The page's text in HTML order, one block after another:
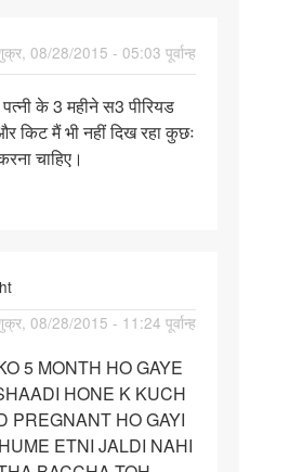
08/28/2015 - 05:03 पूर्वान्ह
के 3 महीने स3 पीरियड
किट मैं भी नहीं दिख रहा कुछः
चाहिए।
08/28/2015 - 11:24 पूर्वान्ह
5 MONTH HO GAYE
HONE K KUCH
PREGNANT HO GAYI
ETNI JALDI NAHI